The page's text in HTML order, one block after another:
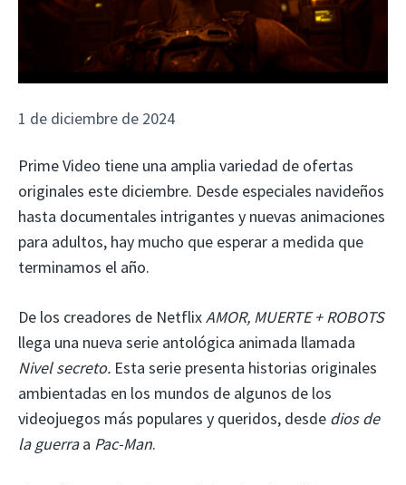
1 de diciembre de 2024
Prime Video tiene una amplia variedad de ofertas
originales este diciembre. Desde especiales navideños
hasta documentales intrigantes y nuevas animaciones
para adultos, hay mucho que esperar a medida que
terminamos el año.
De los creadores de NetflixAMOR, MUERTE + ROBOTS
llega una nueva serie antológica animada llamada
Nivel secreto. Esta serie presenta historias originales
ambientadas en los mundos de algunos de los
videojuegos más populares y queridos, desde dios de
la guerraa Pac-Man.